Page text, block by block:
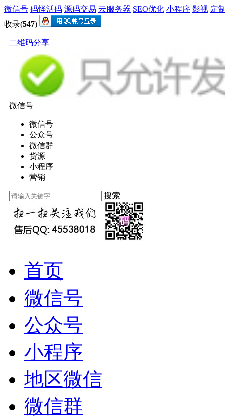
微信号 码怪活码 源码交易 云服务器 SEO优化 小程序 影视 定
收录(547)
二维码分享
微信号
微信号
公众号
微信群
货源
小程序
营销
搜索
首页
微信号
公众号
小程序
地区微信
微信群